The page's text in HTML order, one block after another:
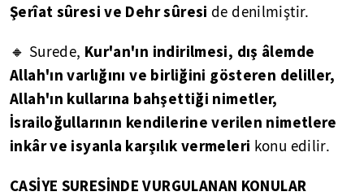
Şerîat sûresi ve Dehr sûresi de denilmiştir.
🔸 Surede, Kur'an'ın indirilmesi, dış âlemde
Allah'ın varlığını ve birliğini gösteren deliller,
Allah'ın kullarına bahşettiği nimetler,
İsrailoğullarının kendilerine verilen nimetlere
inkâr ve isyanla karşılık vermeleri konu edilir.
CASİYE SURESİNDE VURGULANAN KONULAR